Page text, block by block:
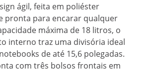
ágil, feita em poliéster
pronta para encarar qualquer
máxima de 18 litros, o
interno traz uma divisória ideal
de até 15,6 polegadas.
com três bolsos frontais em